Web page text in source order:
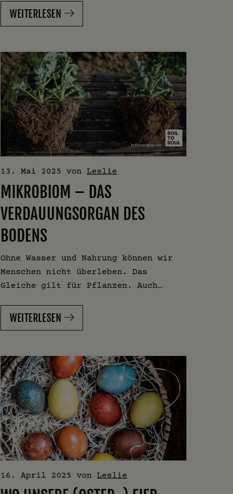
WEITERLESEN
13. Mai 2025 vonLeslie
MIKROBIOM – DAS
VERDAUUNGSORGAN DES
BODENS
Ohne Wasser und Nahrung können wir
Menschen nicht überleben. Das
Gleiche gilt für Pflanzen. Auch…
WEITERLESEN
16. April 2025 vonLeslie